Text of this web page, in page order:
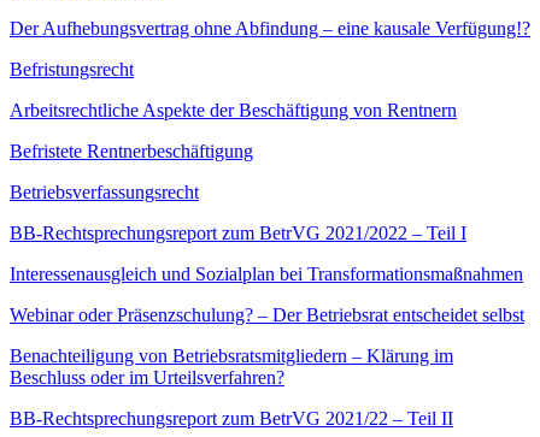
Der Aufhebungsvertrag ohne Abfindung – eine kausale Verfügung!?
Befristungsrecht
Arbeitsrechtliche Aspekte der Beschäftigung von Rentnern
Befristete Rentnerbeschäftigung
Betriebsverfassungsrecht
BB-Rechtsprechungsreport zum BetrVG 2021/2022 – Teil I
Interessenausgleich und Sozialplan bei Transformationsmaßnahmen
Webinar oder Präsenzschulung? – Der Betriebsrat entscheidet selbst
Benachteiligung von Betriebsratsmitgliedern – Klärung im
Beschluss oder im Urteilsverfahren?
BB-Rechtsprechungsreport zum BetrVG 2021/22 – Teil II